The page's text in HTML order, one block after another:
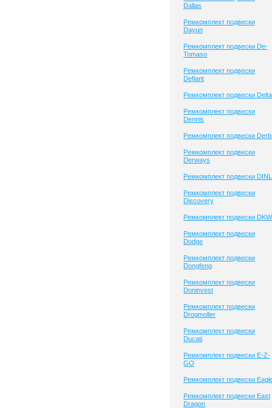
Dallas
Ремкомплект подвески
Dayun
Ремкомплект подвески De-
Tomaso
Ремкомплект подвески
Defiant
Ремкомплект подвески Delta
Ремкомплект подвески
Dennis
Ремкомплект подвески Derbi
Ремкомплект подвески
Derways
Ремкомплект подвески
Ремкомплект подвески
Discovery
Ремкомплект подвески DKW
Ремкомплект подвески
Dodge
Ремкомплект подвески
Dongfeng
Ремкомплект подвески
Doninvest
Ремкомплект подвески
Drogmoller
Ремкомплект подвески
Ducati
Ремкомплект подвески E-Z-
GO
Ремкомплект подвески
Ремкомплект подвески East
Dragon